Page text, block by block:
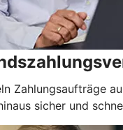
Zahlungsaufträge
sicher und